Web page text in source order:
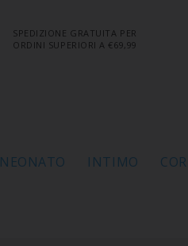
SPEDIZIONE GRATUITA PER
ORDINI SUPERIORI A €69,99
NEONATO INTIMO